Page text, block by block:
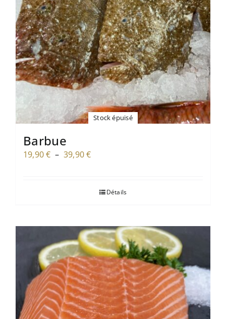
Stock épuisé
Barbue
19,90€ – 39,90€Plage
19,90 €
Détails